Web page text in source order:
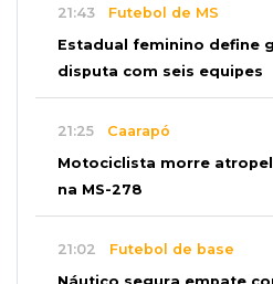
21:43 Futebol de MS
Estadual feminino define
disputa com seis equipes
21:25 Caarapó
Motociclista morre
na MS-278
21:02 Futebol de base